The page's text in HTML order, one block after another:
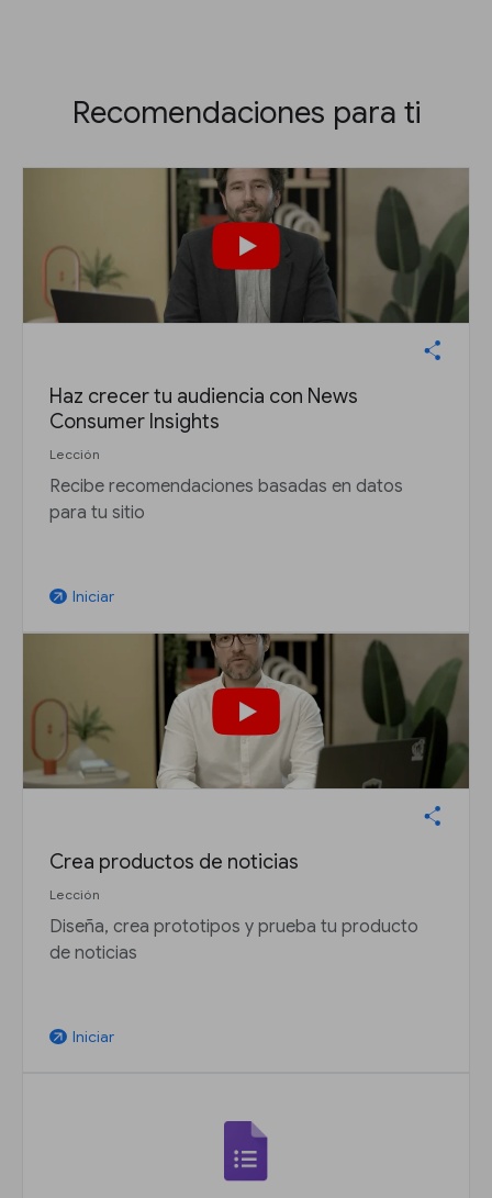
Recomendaciones para ti
Haz crecer tu audiencia con News
Consumer Insights
Lección
Recibe recomendaciones basadas en datos
para tu sitio
arrow_outward Iniciar
Crea productos de noticias
Lección
Diseña, crea prototipos y prueba tu producto
de noticias
arrow_outward Iniciar